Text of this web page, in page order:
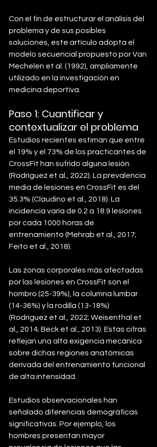
Con el fin de estructurar el análisis del
problema y de sus posibles
soluciones, este artículo adopta el
modelo secuencial propuesto por Van
Mechelen et al. (1992), ampliamente
utilizado en la investigación en
medicina deportiva.
Paso 1: Cuantificar y
contextualizar el problema
Estudios recientes estiman que entre
el 19% y el 73% de los practicantes de
CrossFit han sufrido alguna lesión
(Rodríguez et al., 2022). La prevalencia
media de lesiones en CrossFit es del
35.3% (Claudino et al., 2018). La
incidencia varía de 0.2 a 18.9 lesiones
por cada 1000 horas de
entrenamiento (Mehrab et al., 2017;
Feito et al., 2018).
Las zonas corporales más afectadas
por las lesiones en CrossFit son el
hombro (25-39%), la columna lumbar
(14-36%) y la rodilla (13-18%)
(Rodríguez et al., 2022; Weisenthal et
al., 2014; Beck et al., 2013). Estas cifras
reflejan una alta exigencia mecánica
sobre dichas regiones anatómicas
derivada del entrenamiento funcional
de alta intensidad.
Estudios observacionales han
señalado diferencias demográficas
significativas. Por ejemplo, los
hombres presentan mayor